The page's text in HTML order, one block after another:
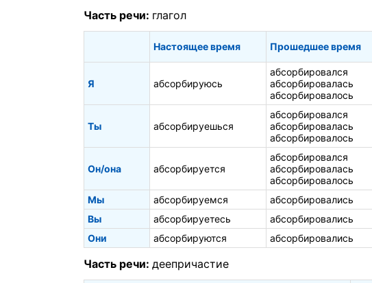
Часть речи: глагол
Настоящее время Прошедшее время
Я абсорбируюсь
абсорбировался
абсорбировалась
абсорбировалось
Ты абсорбируешься
абсорбировался
абсорбировалась
абсорбировалось
Он/она абсорбируется
абсорбировался
абсорбировалась
абсорбировалось
Мы абсорбируемся абсорбировались
Вы
абсорбируетесь абсорбировались
Они
абсорбируются абсорбировались
Часть речи: деепричастие